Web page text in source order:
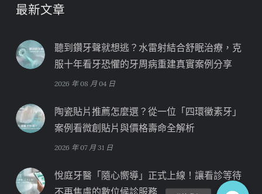
最新文章
聽到鑽牙聲就想逃？水雷射結合舒眠治療，克
服十年看牙恐懼的牙周病重建真實案例分享
2026 年 08 月 04 日
陶瓷貼片推薦怎麼選？從一位「四環黴素牙」
案例看微創貼片與價格壽命全解析
2026 年 07 月 31 日
悅庭牙醫「隨心嚮導」正式上線！讓看診等待